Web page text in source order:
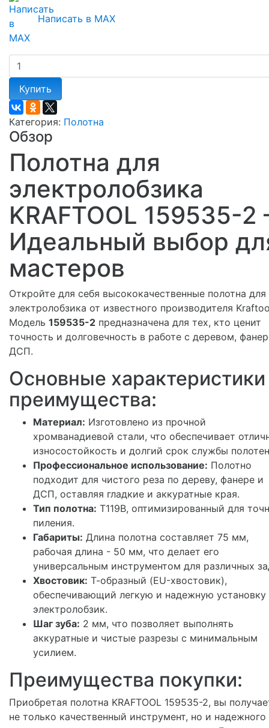
Написать в MAX
Купить
Категория: Полотна
Обзор
Полотна для
электролобзика
KRAFTOOL 159535-2
Идеальный выбор
мастеров
Откройте для себя высококачественные полотна для
электролобзика от известного производителя
Модель 159535-2 предназначена для тех, кто ценит
точность и долговечность в работе с деревом,
ДСП.
Основные
преимущества:
Материал: Изготовлено из прочной
хромванадиевой стали, что обеспечивает
износостойкость и долгий срок службы
Профессиональное использование: Полотно
подходит для чистого реза по дереву, фанере и
ДСП, оставляя гладкие и аккуратные края.
Тип полотна: T119B, оптимизированный для
пиления.
Габариты: Длина полотна составляет 75 мм,
рабочая длина - 50 мм, что делает его
универсальным инструментом для различных
Хвостовик: Т-образный (EU-хвостовик),
обеспечивающий легкую и надежную установку
электролобзик.
Шаг зуба: 2 мм, что позволяет выполнять
аккуратные и чистые разрезы с минимальным
усилием.
Преимущества покупки:
Приобретая полотна KRAFTOOL 159535-2, вы
не только качественный инструмент, но и надежного